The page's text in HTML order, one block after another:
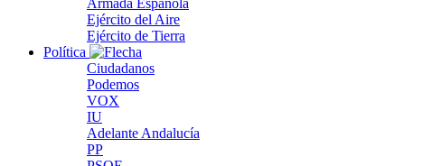
Armada Española
Ejército del Aire
Ejército de Tierra
Política
Ciudadanos
Podemos
VOX
IU
Adelante Andalucía
PP